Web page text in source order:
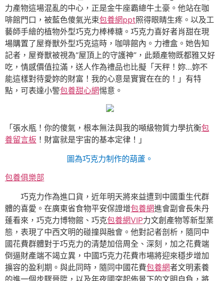
力產物這場混亂的中心，正是金牛座霸總牛土豪。他站在咖
啡館門口，被藍色傻氣光束包養網ppt照得眼睛生疼。以及工
藝師手繪的植物外型巧克力棒棒糖。巧克力喜好者肖甜在現
場購置了屋脊獸外型巧克這時，咖啡館內。力禮盒。她告知
記者，屋脊獸被視為“屋頂上的守護神”，此類產物既都雅又好
吃，情感價值拉滿，送人作為禮品也比擬「天秤！妳…妳不
能這樣對待愛妳的財富！我的心意是實實在在的！」有特
點，可表達小警包養甜心網惕意。
「張水瓶！你的傻氣，根本無法與我的噸級物質力學抗衡包
養留言板 ！財富就是宇宙的基本定律！」
圖為巧克力制作的葫蘆。
包養俱樂部
巧克力作為進口貨，近年明天將來益遭到中國重生代群
體的喜愛。在廣東省食物平安保證增包養網進會副會長朱丹
蓬看來，巧克力博物館、巧克包養網VIP力文創產物等新型業
態，表現了中西文明的碰撞與融會。他對記者剖析，隨同中
國花費群體對于巧克力的清楚加倍周全、深刻，加之花費端
倒逼財產端不竭立異，中國巧克力花費市場將迎來穩步增加
擴容的盈利期。與此同時，隨同中國花費包養網者文明素養
的進一個步驟晉陞，以及年夜國突起佈景下的文明自負，將